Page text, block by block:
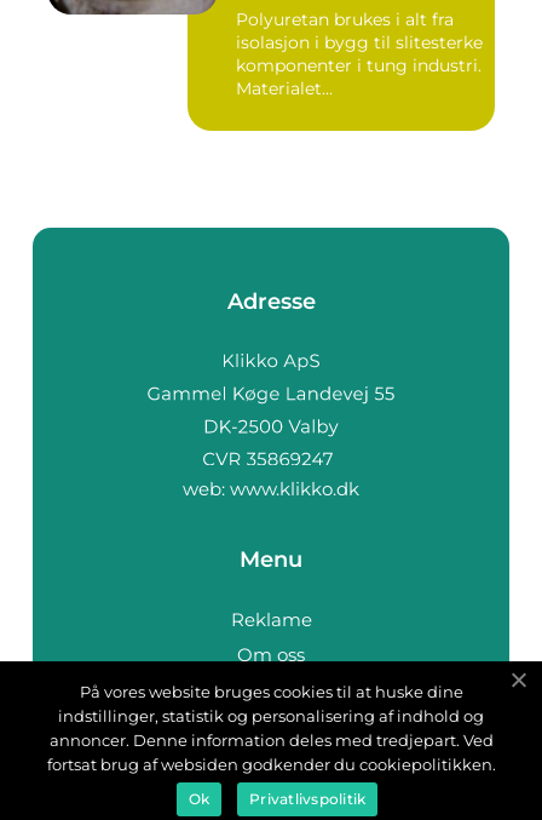
Polyuretan brukes i alt fra
isolasjon i bygg til slitesterke
komponenter i tung industri.
Materialet...
Adresse
web: www.klikko.dk
Menu
Reklame
Om oss
Cookies
Kontakt Oss
Sitemap
På vores website bruges cookies til at huske dine
indstillinger, statistik og personalisering af indhold og
annoncer. Denne information deles med tredjepart. Ved
fortsat brug af websiden godkender du cookiepolitikken.
Ok Privatlivspolitik